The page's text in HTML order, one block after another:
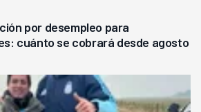
por desempleo para
cuánto se cobrará desde agosto